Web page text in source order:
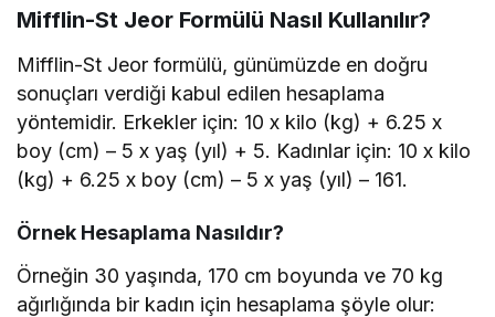
Mifflin-St Jeor Formülü Nasıl Kullanılır?
Mifflin-St Jeor formülü, günümüzde en doğru
sonuçları verdiği kabul edilen hesaplama
yöntemidir. Erkekler için: 10 x kilo (kg) + 6.25 x
boy (cm) – 5 x yaş (yıl) + 5. Kadınlar için: 10 x kilo
(kg) + 6.25 x boy (cm) – 5 x yaş (yıl) – 161.
Örnek Hesaplama Nasıldır?
Örneğin 30 yaşında, 170 cm boyunda ve 70 kg
ağırlığında bir kadın için hesaplama şöyle olur: